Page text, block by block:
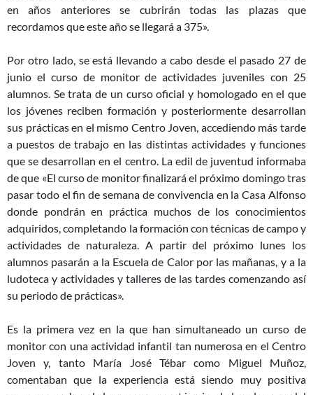
en años anteriores se cubrirán todas las plazas que
recordamos que este año se llegará a 375».
Por otro lado, se está llevando a cabo desde el pasado 27 de
junio el curso de monitor de actividades juveniles con 25
alumnos. Se trata de un curso oficial y homologado en el que
los jóvenes reciben formación y posteriormente desarrollan
sus prácticas en el mismo Centro Joven, accediendo más tarde
a puestos de trabajo en las distintas actividades y funciones
que se desarrollan en el centro. La edil de juventud informaba
de que «El curso de monitor finalizará el próximo domingo tras
pasar todo el fin de semana de convivencia en la Casa Alfonso
donde pondrán en práctica muchos de los conocimientos
adquiridos, completando la formación con técnicas de campo y
actividades de naturaleza. A partir del próximo lunes los
alumnos pasarán a la Escuela de Calor por las mañanas, y a la
ludoteca y actividades y talleres de las tardes comenzando así
su periodo de prácticas».
Es la primera vez en la que han simultaneado un curso de
monitor con una actividad infantil tan numerosa en el Centro
Joven y, tanto María José Tébar como Miguel Muñoz,
comentaban que la experiencia está siendo muy positiva